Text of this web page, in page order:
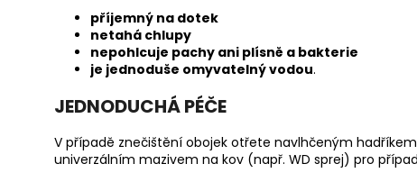
příjemný na dotek
netahá chlupy
nepohlcuje pachy ani plísně a bakterie
je jednoduše omyvatelný vodou.
JEDNODUCHÁ PÉČE
V případě znečištění obojek otřete navlhčeným
univerzálním mazivem na kov (např. WD sprej) pro